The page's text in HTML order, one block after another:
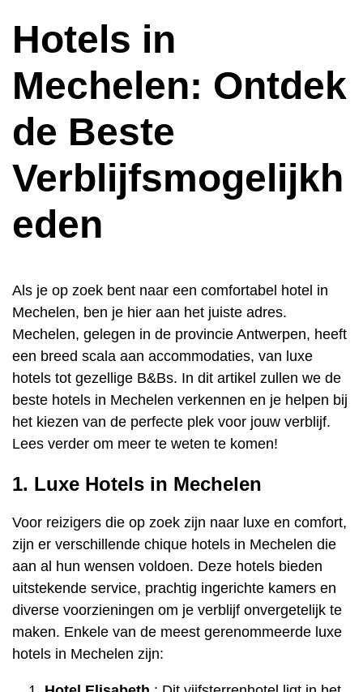
Hotels in
Mechelen: Ontdek
de Beste
Verblijfsmogelijkh
eden
Als je op zoek bent naar een comfortabel hotel in
Mechelen, ben je hier aan het juiste adres.
Mechelen, gelegen in de provincie Antwerpen, heeft
een breed scala aan accommodaties, van luxe
hotels tot gezellige B&Bs. In dit artikel zullen we de
beste hotels in Mechelen verkennen en je helpen bij
het kiezen van de perfecte plek voor jouw verblijf.
Lees verder om meer te weten te komen!
1. Luxe Hotels in Mechelen
Voor reizigers die op zoek zijn naar luxe en comfort,
zijn er verschillende chique hotels in Mechelen die
aan al hun wensen voldoen. Deze hotels bieden
uitstekende service, prachtig ingerichte kamers en
diverse voorzieningen om je verblijf onvergetelijk te
maken. Enkele van de meest gerenommeerde luxe
hotels in Mechelen zijn: